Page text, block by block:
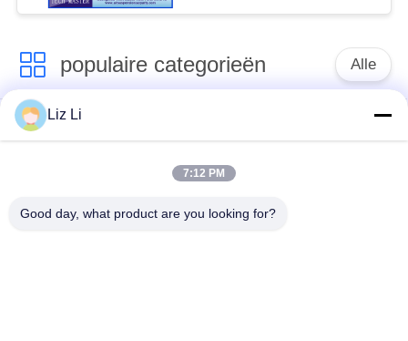
populaire categorieën Alle
De Schok van de
luchtopschorting
luchtopschorting
Benz de Delen
BMW-de Delen van
Liz Li
7:12 PM
Good day, what product are you looking for?